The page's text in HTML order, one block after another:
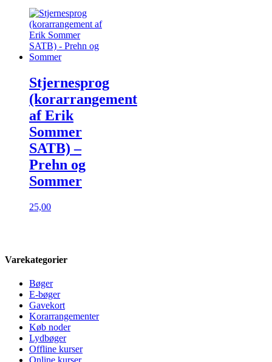
Stjernesprog
(korarrangement
af Erik
Sommer
SATB) –
Prehn og
Sommer
25,00
Varekategorier
Bøger
E-bøger
Gavekort
Korarrangementer
Køb noder
Lydbøger
Offline kurser
Online kurser